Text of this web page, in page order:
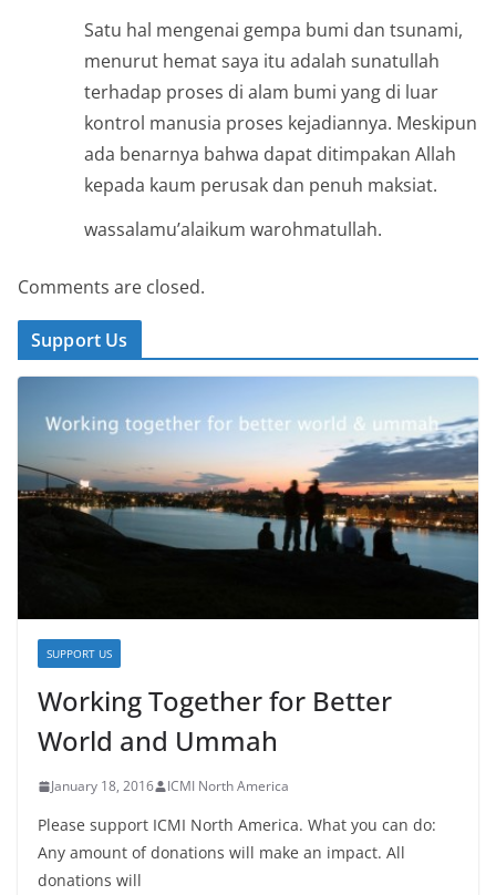
Satu hal mengenai gempa bumi dan tsunami,
menurut hemat saya itu adalah sunatullah
terhadap proses di alam bumi yang di luar
kontrol manusia proses kejadiannya. Meskipun
ada benarnya bahwa dapat ditimpakan Allah
kepada kaum perusak dan penuh maksiat.
wassalamu’alaikum warohmatullah.
Comments are closed.
Support Us
SUPPORT US
Working Together for Better
World and Ummah
January 18, 2016 ICMI North America
Please support ICMI North America. What you can do:
Any amount of donations will make an impact. All
donations will